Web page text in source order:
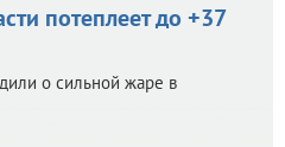
потеплеет до +37
о сильной жаре в